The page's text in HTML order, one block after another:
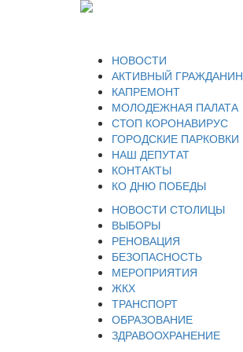
НОВОСТИ
АКТИВНЫЙ ГРАЖДАНИН
КАПРЕМОНТ
МОЛОДЕЖНАЯ ПАЛАТА
СТОП КОРОНАВИРУС
ГОРОДСКИЕ ПАРКОВКИ
НАШ ДЕПУТАТ
КОНТАКТЫ
КО ДНЮ ПОБЕДЫ
НОВОСТИ СТОЛИЦЫ
ВЫБОРЫ
РЕНОВАЦИЯ
БЕЗОПАСНОСТЬ
МЕРОПРИЯТИЯ
ЖКХ
ТРАНСПОРТ
ОБРАЗОВАНИЕ
ЗДРАВООХРАНЕНИЕ